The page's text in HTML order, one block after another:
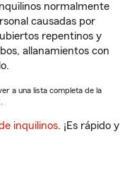
normalmente
causadas por
repentinos y
allanamientos con
a una lista completa de la
inquilinos. ¡Es rápido y